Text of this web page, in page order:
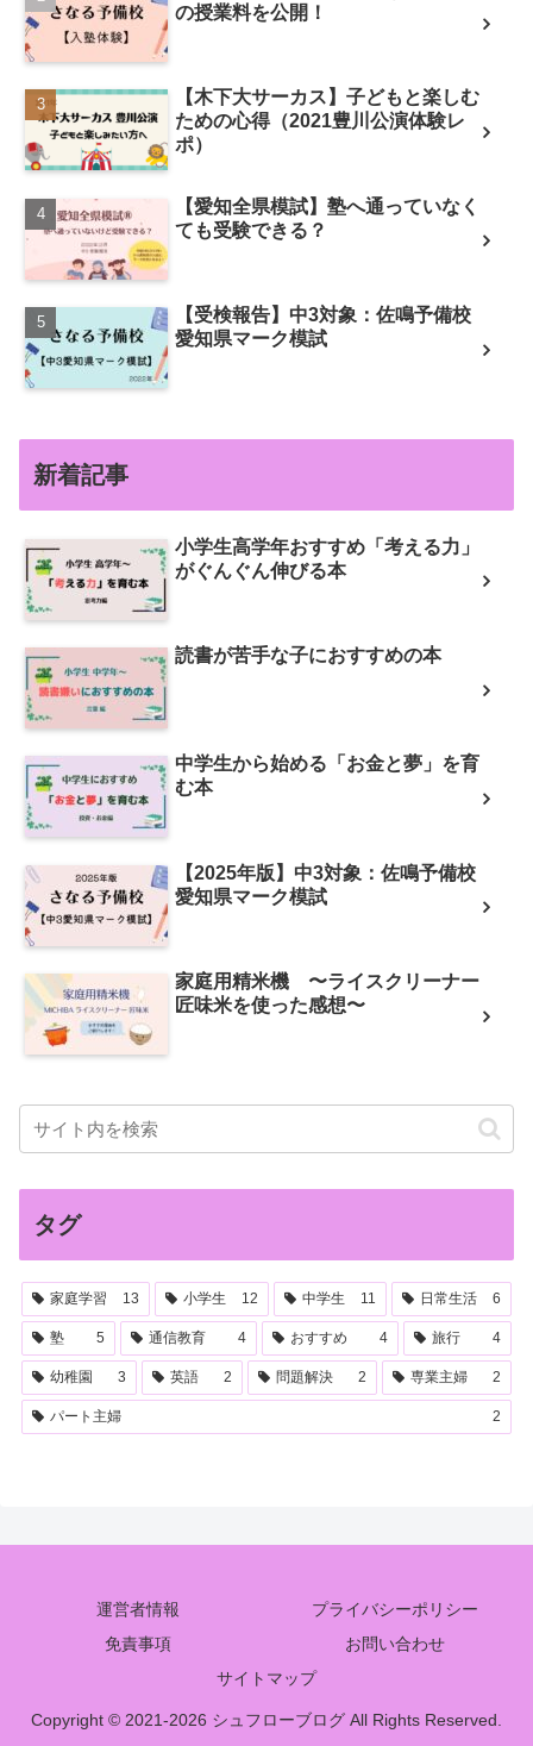
の授業料を公開！
【木下大サーカス】子どもと楽しむ
ための心得（2021豊川公演体験レ
ポ）
【愛知全県模試】塾へ通っていなく
ても受験できる？
【受検報告】中3対象：佐鳴予備校
愛知県マーク模試
新着記事
小学生高学年おすすめ「考える力」
がぐんぐん伸びる本
読書が苦手な子におすすめの本
中学生から始める「お金と夢」を育
む本
【2025年版】中3対象：佐鳴予備校
愛知県マーク模試
家庭用精米機 〜ライスクリーナー
匠味米を使った感想〜
タグ
家庭学習 13 小学生 12 中学生 11 日常生活 6
塾 5 通信教育 4 おすすめ 4 旅行 4
幼稚園 3 英語 2 問題解決 2 専業主婦 2
パート主婦 2
運営者情報
プライバシーポリシー
免責事項
お問い合わせ
サイトマップ
Copyright © 2021-2026 シュフローブログ All Rights Reserved.